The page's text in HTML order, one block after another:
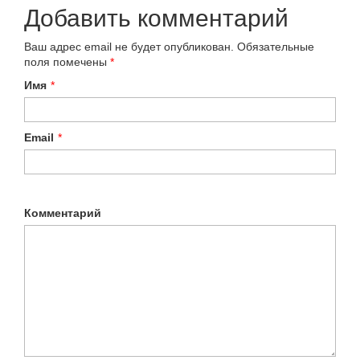
Добавить комментарий
Ваш адрес email не будет опубликован. Обязательные
поля помечены *
Имя *
Email *
Комментарий